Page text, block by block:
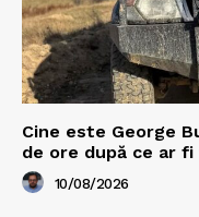
Cine este George
de ore după ce ar
10/08/2026